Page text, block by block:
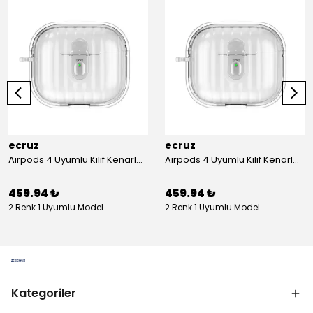
ecruz
Airpods 4 Uyumlu Kılıf Kenarları Renkli Şeffaf Dilimli Silikon Ecruz Airbag 40 Uyumlu Kılıf
459.94 ₺
2 Renk 1 Uyumlu Model
ecruz
Airpods 4 Uyumlu Kılıf Kenarları Renkli Şeffaf Dilimli Silikon Ecruz Airbag 40 Uyumlu Kılıf
459.94 ₺
2 Renk 1 Uyumlu Model
Kategoriler